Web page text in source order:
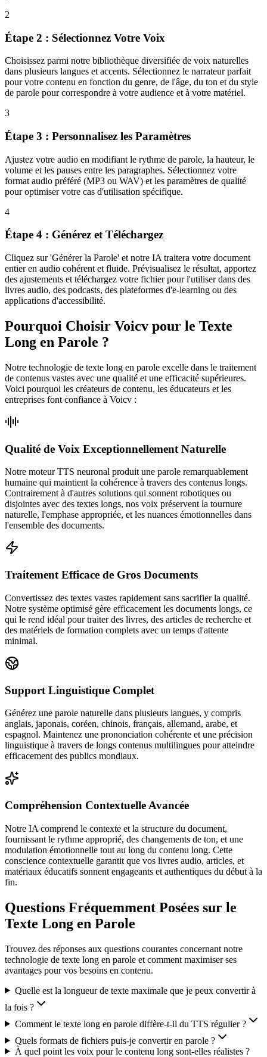
2
Étape 2 : Sélectionnez Votre Voix
Choisissez parmi notre bibliothèque diversifiée de voix naturelles
dans plusieurs langues et accents. Sélectionnez le narrateur parfait
pour votre contenu en fonction du genre, de l'âge, du ton et du style
de parole pour correspondre à votre audience et à votre matériel.
3
Étape 3 : Personnalisez les Paramètres
Ajustez votre audio en modifiant le rythme de parole, la hauteur, le
volume et les pauses entre les paragraphes. Sélectionnez votre
format audio préféré (MP3 ou WAV) et les paramètres de qualité
pour optimiser votre cas d'utilisation spécifique.
4
Étape 4 : Générez et Téléchargez
Cliquez sur 'Générer la Parole' et notre IA traitera votre document
entier en audio cohérent et fluide. Prévisualisez le résultat, apportez
des ajustements et téléchargez votre fichier pour l'utiliser dans des
livres audio, des podcasts, des plateformes d'e-learning ou des
applications d'accessibilité.
Pourquoi Choisir Voicv pour le Texte
Long en Parole ?
Notre technologie de texte long en parole excelle dans le traitement
de contenus vastes avec une qualité et une efficacité supérieures.
Voici pourquoi les créateurs de contenu, les éducateurs et les
entreprises font confiance à Voicv :
Qualité de Voix Exceptionnellement Naturelle
Notre moteur TTS neuronal produit une parole remarquablement
humaine qui maintient la cohérence à travers des contenus longs.
Contrairement à d'autres solutions qui sonnent robotiques ou
disjointes avec des textes longs, nos voix préservent la tournure
naturelle, l'emphase appropriée, et les nuances émotionnelles dans
l'ensemble des documents.
Traitement Efficace de Gros Documents
Convertissez des textes vastes rapidement sans sacrifier la qualité.
Notre système optimisé gère efficacement les documents longs, ce
qui le rend idéal pour traiter des livres, des articles de recherche et
des matériels de formation complets avec un temps d'attente
minimal.
Support Linguistique Complet
Générez une parole naturelle dans plusieurs langues, y compris
anglais, japonais, coréen, chinois, français, allemand, arabe, et
espagnol. Maintenez une prononciation cohérente et une précision
linguistique à travers de longs contenus multilingues pour atteindre
efficacement des publics mondiaux.
Compréhension Contextuelle Avancée
Notre IA comprend le contexte et la structure du document,
fournissant le rythme approprié, des changements de ton, et une
modulation émotionnelle tout au long du contenu long. Cette
conscience contextuelle garantit que vos livres audio, articles, et
matériaux éducatifs sonnent engageants et authentiques du début à la
fin.
Questions Fréquemment Posées sur le
Texte Long en Parole
Trouvez des réponses aux questions courantes concernant notre
technologie de texte long en parole et comment maximiser ses
avantages pour vos besoins en contenu.
Quelle est la longueur de texte maximale que je peux convertir à
la fois ?
Comment le texte long en parole diffère-t-il du TTS régulier ?
Quels formats de fichiers puis-je convertir en parole ?
À quel point les voix pour le contenu long sont-elles réalistes ?